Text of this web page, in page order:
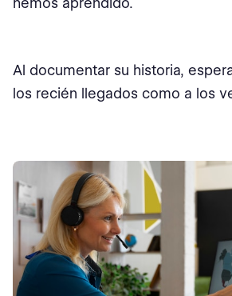
Al documentar su historia,
los recién llegados como a los